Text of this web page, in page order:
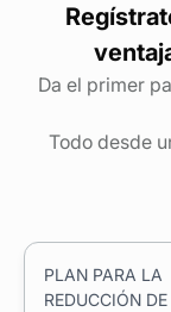
Da el primer
Todo desde
PLAN PARA LA
REDUCCIÓN DE